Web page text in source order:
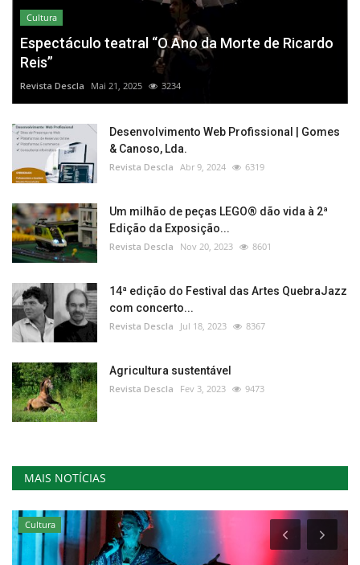
Cultura
Espectáculo teatral “O Ano da Morte de Ricardo
Reis”
Revista Descla Mai 21, 2025 3234
Desenvolvimento Web Profissional | Gomes
& Canoso, Lda.
Revista Descla Abr 9, 2024 6319
Um milhão de peças LEGO® dão vida à 2ª
Edição da Exposição...
Revista Descla Nov 20, 2023 8601
14ª edição do Festival das Artes QuebraJazz
com concerto...
Revista Descla Jul 18, 2023 8367
Agricultura sustentável
Revista Descla Fev 3, 2023 9473
MAIS NOTÍCIAS
Cultura